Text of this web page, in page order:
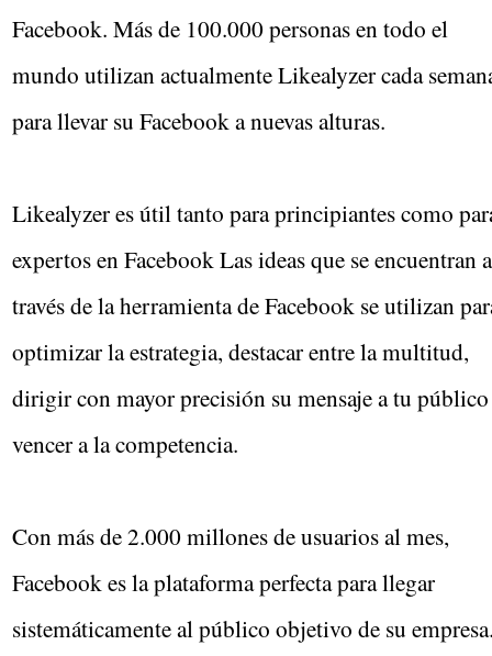
Facebook. Más de 100.000 personas en todo el
mundo utilizan actualmente Likealyzer cada
para llevar su Facebook a nuevas alturas.
Likealyzer es útil tanto para principiantes como
expertos en Facebook Las ideas que se encuentran a
través de la herramienta de Facebook se utilizan
optimizar la estrategia, destacar entre la multitud,
dirigir con mayor precisión su mensaje a tu
vencer a la competencia.
Con más de 2.000 millones de usuarios al mes,
Facebook es la plataforma perfecta para llegar
sistemáticamente al público objetivo de su